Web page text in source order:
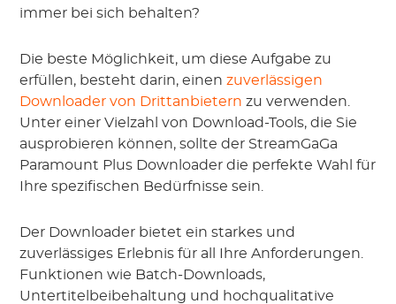
immer bei sich behalten?
Die beste Möglichkeit, um diese Aufgabe zu
erfüllen, besteht darin, einenzuverlässigen
Downloader von Drittanbietern zu verwenden.
Unter einer Vielzahl von Download-Tools, die Sie
ausprobieren können, sollte der StreamGaGa
Paramount Plus Downloader die perfekte Wahl für
Ihre spezifischen Bedürfnisse sein.
Der Downloader bietet ein starkes und
zuverlässiges Erlebnis für all Ihre Anforderungen.
Funktionen wie Batch-Downloads,
Untertitelbeibehaltung und hochqualitative